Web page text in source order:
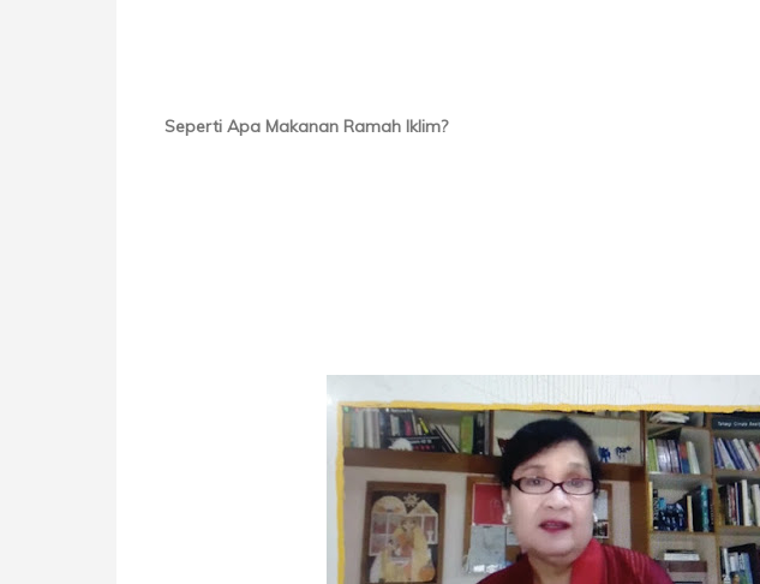
Seperti Apa Makanan Ramah Iklim?